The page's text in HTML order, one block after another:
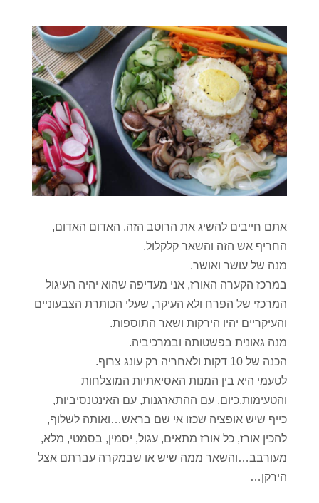
אתם חייבים להשיג את הרוטב הזה, האדום האדום,
החריף אש הזה והשאר קלקלול.
מנה של עושר ואושר.
במרכז הקערה האורז, אני מעדיפה שהוא יהיה העיגול
המרכזי של הפרח ולא העיקר, שעלי הכותרת הצבעוניים
והעיקריים יהיו הירקות ושאר התוספות.
מנה גאונית בפשטותה ובמרכיביה.
הכנה של 10 דקות ולאחריה רק עונג צרוף.
לטעמי היא בין המנות האסיאתיות המוצלחות
והטעימות.כיום, עם ההתארגנות, עם האינטנסיביות,
כייף שיש אופציה שכזו אי שם בראש…ואותה לשלוף,
להכין אורז, כל אורז מתאים, עגול, יסמין, בסמטי, מלא,
מעורבב…והשאר ממה שיש או שבמקרה עברתם אצל
הירקן…